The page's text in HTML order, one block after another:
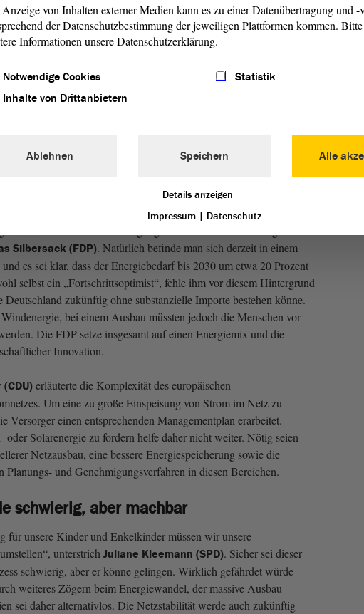
sorgen und ein „Jobmotor für Sachsen-Anhalt“ sein.
(DIE LINKE)erklärte, momentan würden konventionelle Kraftwerke
Energielücken ausgeglichen werden. Die wegfallenden
allerdings kein Problem für die Versorgungssicherheit.
auch ohne die erneuerbaren Energien mehr Energie als benötigt
daher nicht zu befürchten, versicherte die Linken-Abgeordnete.
es natürlich einer höheren Energieeffizienz, besserer
Kooperationen zwischen Industrie und regionalen Initiativen vor
verlässlicher als je zuvor
sei die Versorgung mit Strom momentan so gut wie
Silbersack (FDP). Natürlich befinde man sich derzeit in einem
es sei klar, dass der Energiebedarf bis 2030 um etwa 20 Prozent
selbst ein „Fortschrittsoptimist“, fehle ihm vor diesem Hintergrund
zukünftig ohne substanzielle Importe bestehen könne.
bei einem Ausbau müssten jedoch die Menschen vor
Die FDP setze insgesamt auf einen Energiemix und die
Innovation.
erläuterte die Komplexität des europäischen
Um eine zu große Einspeisung von Strom im Netz zu
Versorger einen entsprechenden Managementplan erarbeitet.
Solarenergie zu fordern helfe daher nicht weiter. Nötig seien
Netzausbau, eine bessere Energiespeicherung sowie die
Planungs- und Genehmigungsverfahren in diesen Bereichen.
schwierig, aber machbar
für unsere Kinder und Enkelkinder müssen wir unsere
unterstrich Juliane Kleemann (SPD). Sicher sei dieser
schwierig, aber er könne gelingen. Wirklich gefährdet würde
weiteres Zögern beim Energiewandel, der massive Ausbau
sei daher alternativlos. Die Netzstabilität werde auch zukünftig
von Inhalten externer Medien kann es zu einer Datenübertragung und -
der Datenschutzbestimmung der jeweiligen Plattformen kommen.
Informationen unsere Datenschutzerklärung.
Notwendige Cookies
Statistik
Inhalte von Drittanbietern
Alle
Ablehnen Speichern
Details anzeigen
Impressum | Datenschutz